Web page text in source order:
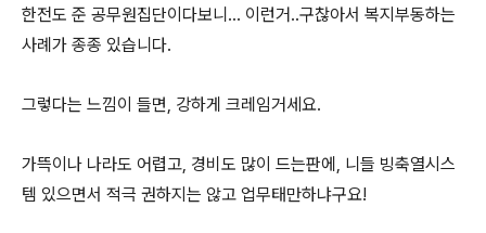
한전도 준 공무원집단이다보니... 이런거..구찮아서 복지부동하는
사례가 종종 있습니다.
그렇다는 느낌이 들면, 강하게 크레임거세요.
가뜩이나 나라도 어렵고, 경비도 많이 드는판에, 니들 빙축열시스
템 있으면서 적극 권하지는 않고 업무태만하냐구요!